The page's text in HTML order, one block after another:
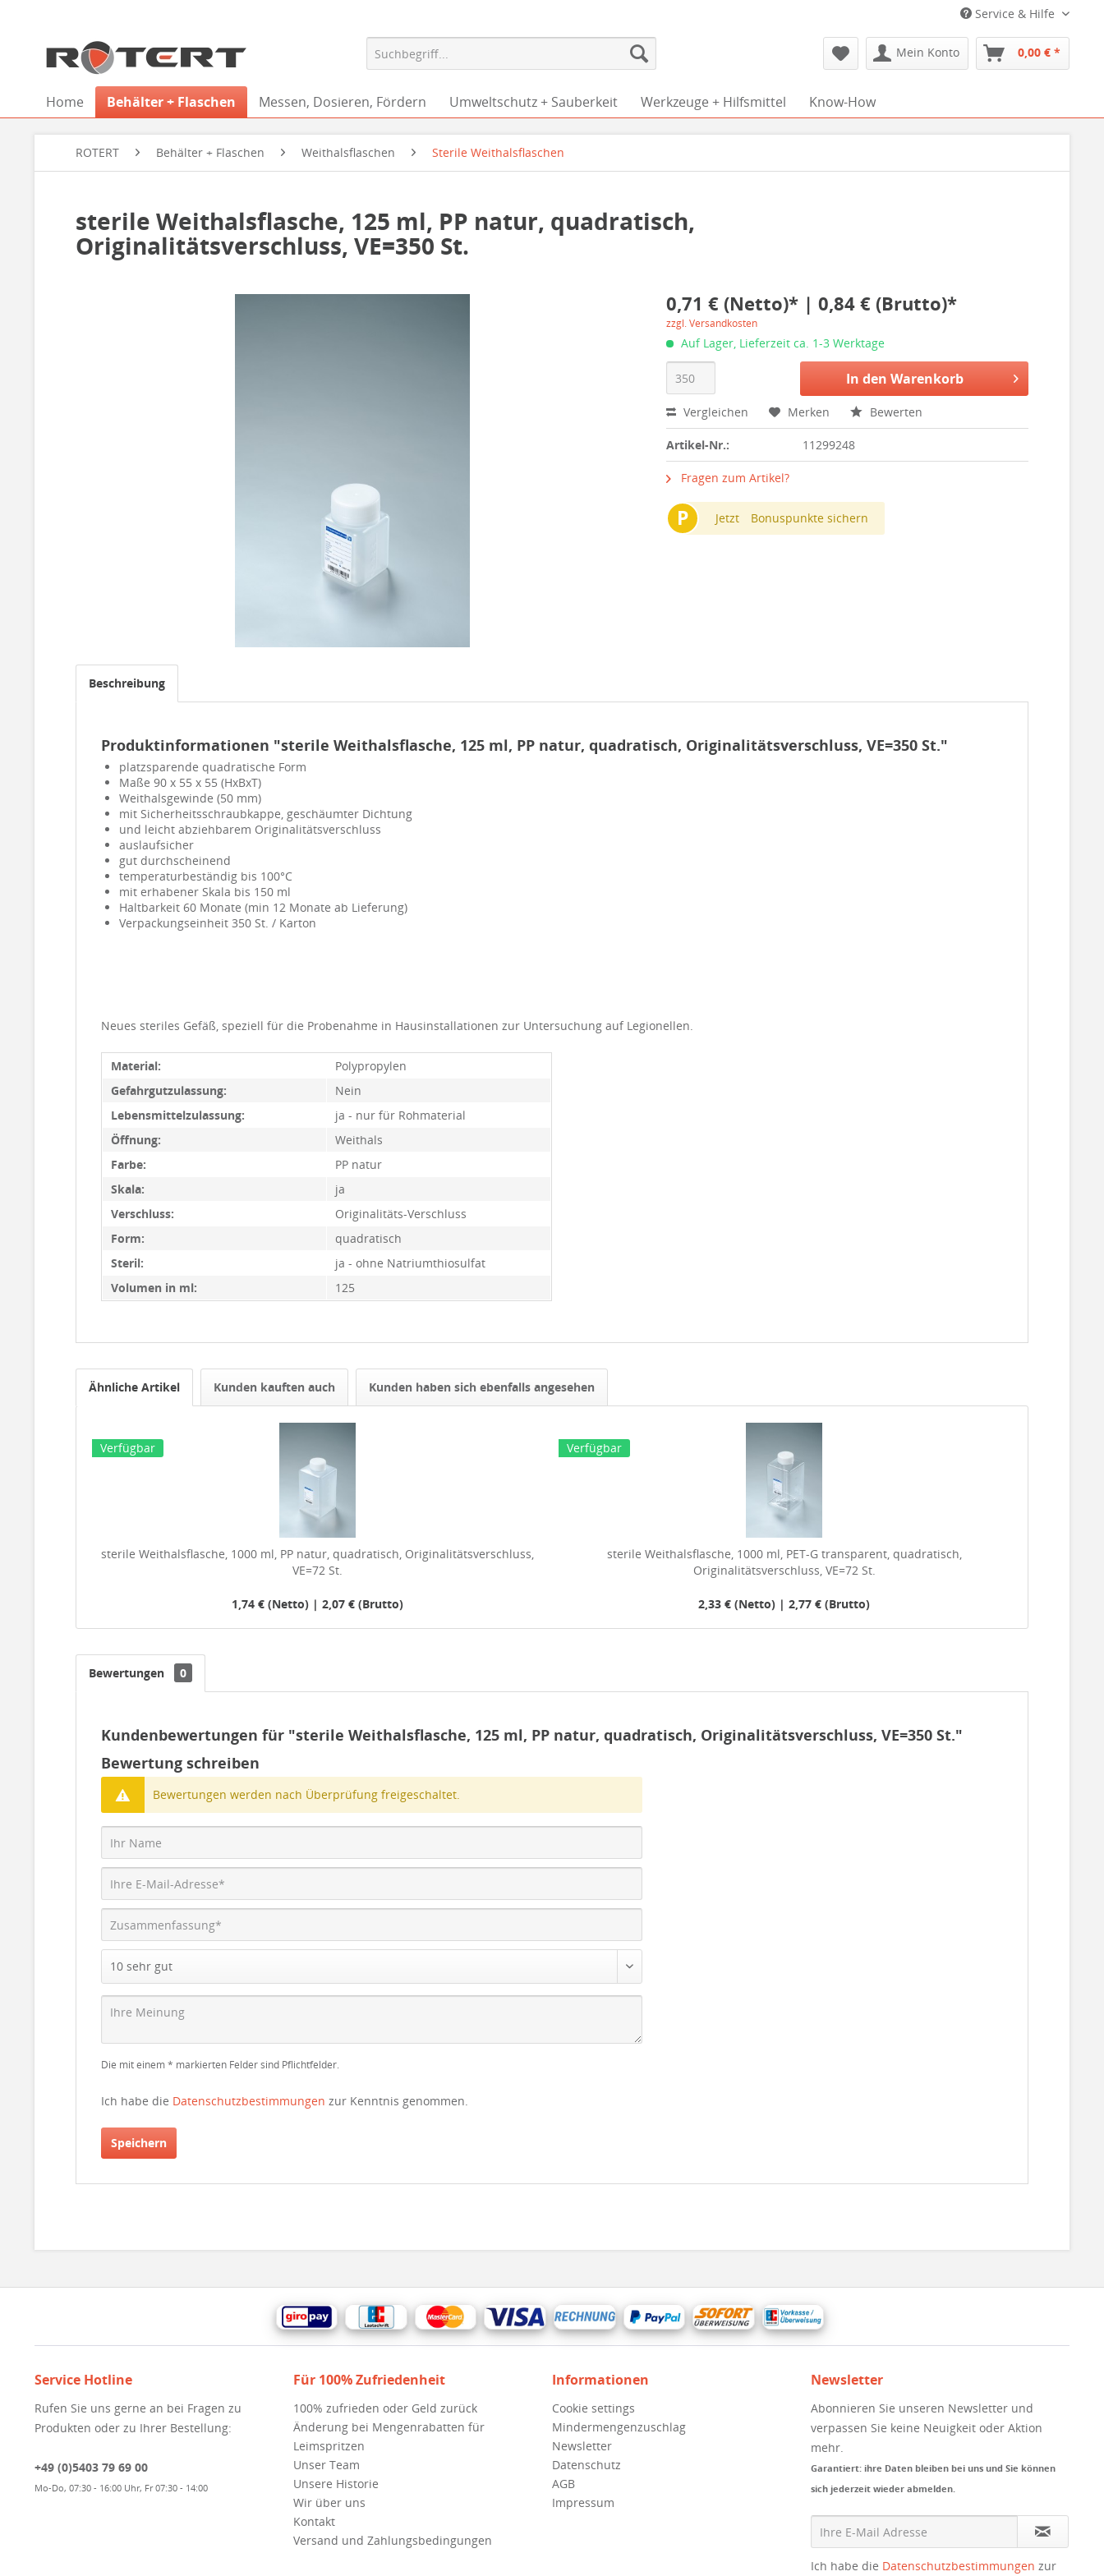
Service & Hilfe
Mein Konto 0,00 € *
Home Behälter + Flaschen Messen, Dosieren, Fördern Umweltschutz + Sauberkeit Werkzeuge + Hilfsmittel Know-How
ROTERT Behälter + Flaschen Weithalsflaschen Sterile Weithalsflaschen
sterile Weithalsflasche, 125 ml, PP natur, quadratisch,
Originalitätsverschluss, VE=350 St.
0,71 € (Netto)* | 0,84 € (Brutto)*
zzgl. Versandkosten
Auf Lager, Lieferzeit ca. 1-3 Werktage
In den Warenkorb
Vergleichen Merken Bewerten
Artikel-Nr.: 11299248
Fragen zum Artikel?
P Jetzt Bonuspunkte sichern
Beschreibung
Produktinformationen "sterile Weithalsflasche, 125 ml, PP natur, quadratisch, Originalitätsverschluss, VE=350 St."
platzsparende quadratische Form
Maße 90 x 55 x 55 (HxBxT)
Weithalsgewinde (50 mm)
mit Sicherheitsschraubkappe, geschäumter Dichtung
und leicht abziehbarem Originalitätsverschluss
auslaufsicher
gut durchscheinend
temperaturbeständig bis 100°C
mit erhabener Skala bis 150 ml
Haltbarkeit 60 Monate (min 12 Monate ab Lieferung)
Verpackungseinheit 350 St. / Karton
Neues steriles Gefäß, speziell für die Probenahme in Hausinstallationen zur Untersuchung auf Legionellen.
Material:
Polypropylen
Gefahrgutzulassung:
Nein
Lebensmittelzulassung:
ja - nur für Rohmaterial
Öffnung:
Weithals
Farbe:
PP natur
Skala:
ja
Verschluss:
Originalitäts-Verschluss
Form:
quadratisch
Steril:
ja - ohne Natriumthiosulfat
Volumen in ml:
125
Ähnliche Artikel Kunden kauften auch Kunden haben sich ebenfalls angesehen
Verfügbar
sterile Weithalsflasche, 1000 ml, PP natur, quadratisch, Originalitätsverschluss,
VE=72 St.
1,74 € (Netto) | 2,07 € (Brutto)
Verfügbar
sterile Weithalsflasche, 1000 ml, PET-G transparent, quadratisch,
Originalitätsverschluss, VE=72 St.
2,33 € (Netto) | 2,77 € (Brutto)
Bewertungen 0
Kundenbewertungen für "sterile Weithalsflasche, 125 ml, PP natur, quadratisch, Originalitätsverschluss, VE=350 St."
Bewertung schreiben
Bewertungen werden nach Überprüfung freigeschaltet.
Die mit einem * markierten Felder sind Pflichtfelder.
Ich habe die Datenschutzbestimmungen zur Kenntnis genommen.
Speichern
Service Hotline
Rufen Sie uns gerne an bei Fragen zu
Produkten oder zu Ihrer Bestellung:
+49 (0)5403 79 69 00
Mo-Do, 07:30 - 16:00 Uhr, Fr 07:30 - 14:00
Für 100% Zufriedenheit
100% zufrieden oder Geld zurück
Änderung bei Mengenrabatten für
Leimspritzen
Unser Team
Unsere Historie
Wir über uns
Kontakt
Versand und Zahlungsbedingungen
Informationen
Cookie settings
Mindermengenzuschlag
Newsletter
Datenschutz
AGB
Impressum
Newsletter
Abonnieren Sie unseren Newsletter und
verpassen Sie keine Neuigkeit oder Aktion
mehr.
Garantiert: ihre Daten bleiben bei uns und Sie können
sich jederzeit wieder abmelden.
Ich habe die Datenschutzbestimmungen zur